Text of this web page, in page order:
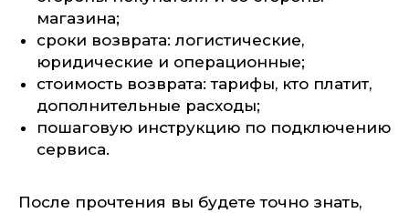
магазина;
сроки возврата: логистические,
юридические и операционные;
стоимость возврата: тарифы, кто платит,
дополнительные расходы;
пошаговую инструкцию по подключению
сервиса.
После прочтения вы будете точно знать,